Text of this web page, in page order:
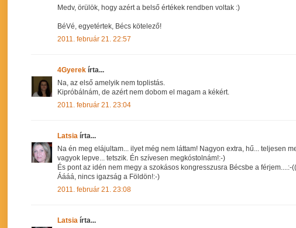
Medv, örülök, hogy azért a belső értékek rendben voltak :)
BéVé, egyetértek, Bécs kötelező!
2011. február 21. 22:57
4Gyerek írta...
Na, az első amelyik nem toplistás.
Kipróbálnám, de azért nem dobom el magam a kékért.
2011. február 21. 23:04
Latsia írta...
Na én meg elájultam... ilyet még nem láttam! Nagyon extra, hű... teljesen
vagyok lepve... tetszik. Én szívesen megkóstolnám!:-)
És pont az idén nem megy a szokásos kongresszusra Bécsbe a férjem....:-
Áááá, nincs igazság a Földön!:-)
2011. február 21. 23:08
Latsia írta...